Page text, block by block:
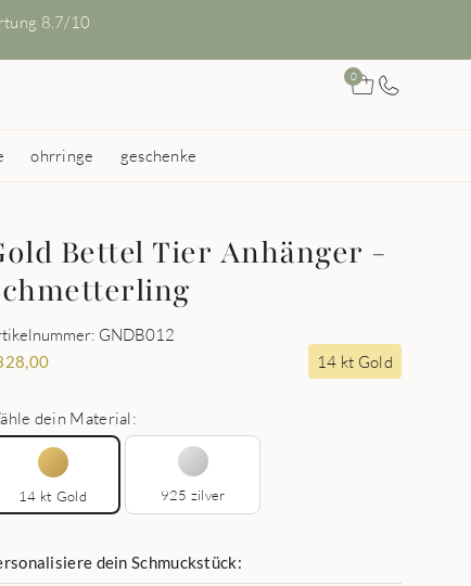
8.7/10
0
ohrringe geschenke
Bettel Tier Anhänger -
GNDB012
14 kt Gold
dein Material:
14 kt Gold 925 zilver
dein Schmuckstück: